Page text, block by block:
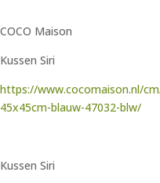
COCO Maison
Kussen Siri
https://www.cocomaison.nl/
45x45cm-blauw-47032-blw/
Kussen Siri